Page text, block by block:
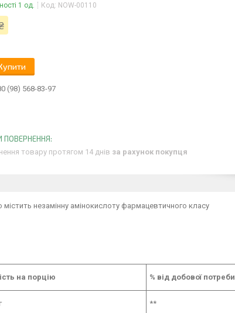
1 од. Код: NOW-00110
(98) 568-83-97
товару протягом 14 днів за рахунок покупця
незамінну амінокислоту фармацевтичного класу
на порцію % від добової потреби
**